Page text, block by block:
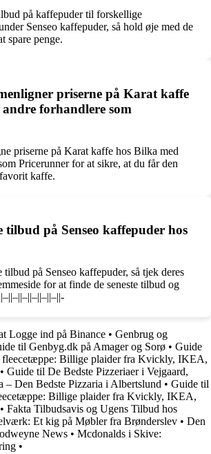
på kaffepuder til forskellige
Senseo kaffepuder, så hold øje med de
spare penge.
priserne på Karat kaffe
forhandlere som
priserne på Karat kaffe hos Bilka med
Pricerunner for at sikre, at du får den
kaffe.
tilbud på Senseo kaffepuder hos
på Senseo kaffepuder, så tjek deres
for at finde de seneste tilbud og
Logge ind på Binance • Genbrug og
til Genbyg.dk på Amager og Sorø • Guide
fleecetæppe: Billige plaider fra Kvickly, IKEA,
• Guide til De Bedste Pizzeriaer i Vejgaard,
– Den Bedste Pizzaria i Albertslund • Guide til
Billige plaider fra Kvickly, IKEA,
• Fakta Tilbudsavis og Ugens Tilbud hos
Et kig på Møbler fra Brønderslev • Den
News • Mcdonalds i Skive:
•